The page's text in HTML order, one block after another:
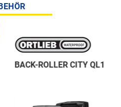
BACK-ROLLER CITY QL1